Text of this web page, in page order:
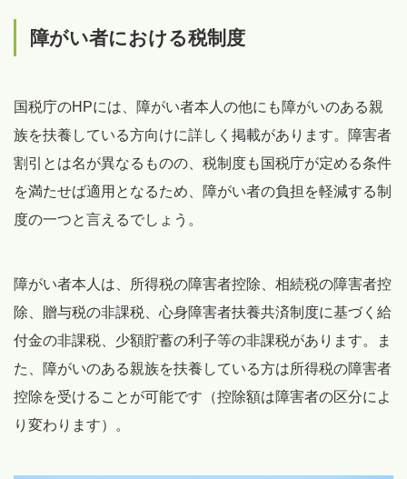
障がい者における税制度
国税庁のHPには、障がい者本人の他にも障がいのある親
族を扶養している方向けに詳しく掲載があります。障害者
割引とは名が異なるものの、税制度も国税庁が定める条件
を満たせば適用となるため、障がい者の負担を軽減する制
度の一つと言えるでしょう。
障がい者本人は、所得税の障害者控除、相続税の障害者控
除、贈与税の非課税、心身障害者扶養共済制度に基づく給
付金の非課税、少額貯蓄の利子等の非課税があります。ま
た、障がいのある親族を扶養している方は所得税の障害者
控除を受けることが可能です（控除額は障害者の区分によ
り変わります）。